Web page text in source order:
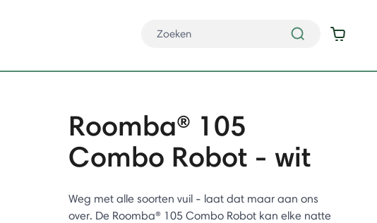
Roomba® 105
Combo Robot - wit
Weg met alle soorten vuil - laat dat maar aan ons
over. De Roomba® 105 Combo Robot kan elke natte